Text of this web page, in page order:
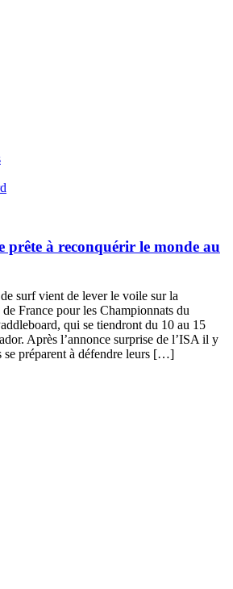
prête à reconquérir le monde au
surf vient de lever le voile sur la
France pour les Championnats du
qui se tiendront du 10 au 15
Après l’annonce surprise de l’ISA il y
se préparent à défendre leurs […]